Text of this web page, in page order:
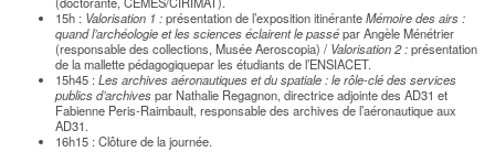
15h : Valorisation 1 :présentation de l’exposition itinéranteMémoire des airs :
quand l’archéologie et les sciences éclairent le passépar Angèle Ménétrier
(responsable des collections, Musée Aeroscopia) / Valorisation 2 :présentation
de la mallette pédagogiquepar les étudiants de l’ENSIACET.
15h45 : Les archives aéronautiques et du spatiale : le rôle-clé des services
publics d’archivespar Nathalie Regagnon, directrice adjointe des AD31 et
Fabienne Peris-Raimbault, responsable des archives de l’aéronautique aux
AD31.
16h15 : Clôture de la journée.